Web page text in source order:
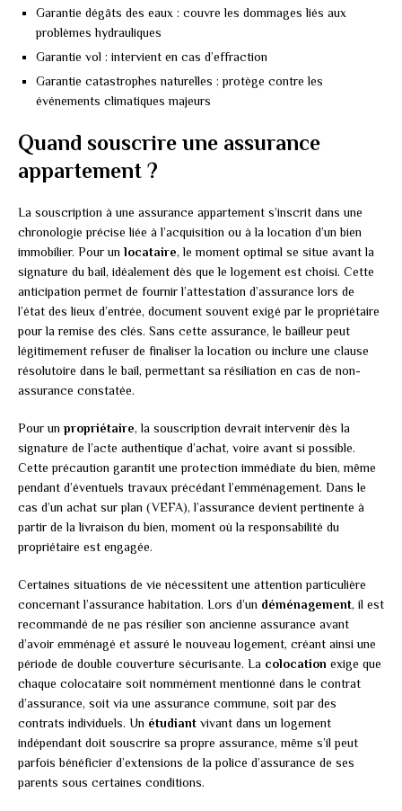
Garantie dégâts des eaux : couvre les dommages liés aux
problèmes hydrauliques
Garantie vol : intervient en cas d’effraction
Garantie catastrophes naturelles : protège contre les
événements climatiques majeurs
Quand souscrire une assurance
appartement ?
La souscription à une assurance appartement s’inscrit dans une
chronologie précise liée à l’acquisition ou à la location d’un bien
immobilier. Pour un locataire, le moment optimal se situe avant la
signature du bail, idéalement dès que le logement est choisi. Cette
anticipation permet de fournir l’attestation d’assurance lors de
l’état des lieux d’entrée, document souvent exigé par le propriétaire
pour la remise des clés. Sans cette assurance, le bailleur peut
légitimement refuser de finaliser la location ou inclure une clause
résolutoire dans le bail, permettant sa résiliation en cas de non-
assurance constatée.
Pour un propriétaire, la souscription devrait intervenir dès la
signature de l’acte authentique d’achat, voire avant si possible.
Cette précaution garantit une protection immédiate du bien, même
pendant d’éventuels travaux précédant l’emménagement. Dans le
cas d’un achat sur plan (VEFA), l’assurance devient pertinente à
partir de la livraison du bien, moment où la responsabilité du
propriétaire est engagée.
Certaines situations de vie nécessitent une attention particulière
concernant l’assurance habitation. Lors d’un déménagement, il est
recommandé de ne pas résilier son ancienne assurance avant
d’avoir emménagé et assuré le nouveau logement, créant ainsi une
période de double couverture sécurisante. La colocation exige que
chaque colocataire soit nommément mentionné dans le contrat
d’assurance, soit via une assurance commune, soit par des
contrats individuels. Un étudiant vivant dans un logement
indépendant doit souscrire sa propre assurance, même s’il peut
parfois bénéficier d’extensions de la police d’assurance de ses
parents sous certaines conditions.